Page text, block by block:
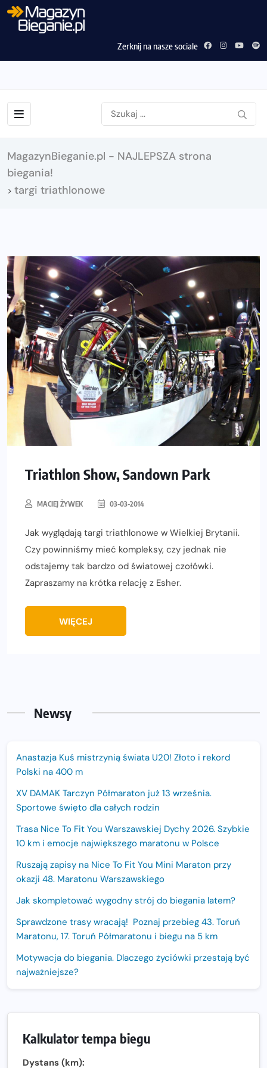
Zerknij na nasze sociale
MagazynBieganie.pl - NAJLEPSZA strona
biegania!
> targi triathlonowe
Triathlon Show, Sandown Park
MACIEJ ŻYWEK 03-03-2014
Jak wyglądają targi triathlonowe w Wielkiej Brytanii.
Czy powinniśmy mieć kompleksy, czy jednak nie
odstajemy tak bardzo od światowej czołówki.
Zapraszamy na krótka relację z Esher.
WIĘCEJ
Newsy
Anastazja Kuś mistrzynią świata U20! Złoto i rekord
Polski na 400 m
XV DAMAK Tarczyn Półmaraton już 13 września.
Sportowe święto dla całych rodzin
Trasa Nice To Fit You Warszawskiej Dychy 2026. Szybkie
10 km i emocje największego maratonu w Polsce
Ruszają zapisy na Nice To Fit You Mini Maraton przy
okazji 48. Maratonu Warszawskiego
Jak skompletować wygodny strój do biegania latem?
Sprawdzone trasy wracają! Poznaj przebieg 43. Toruń
Maratonu, 17. Toruń Półmaratonu i biegu na 5 km
Motywacja do biegania. Dlaczego życiówki przestają być
najważniejsze?
Sprawdzony przebieg i profil stworzony do szybkiego
biegania
Kalkulator tempa biegu
Dystans (km):